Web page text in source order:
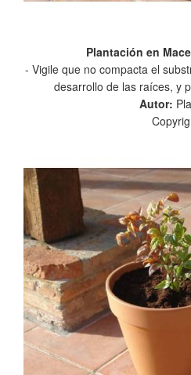
Plantación en
- Vigile que no compacta el
desarrollo de las raíces, y
Autor: